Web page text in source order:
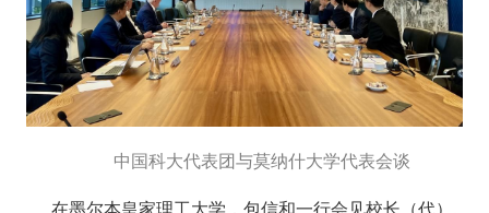
中国科大代表团与莫纳什大学代表会谈
在墨尔本皇家理工大学，包信和一行会见校长（代）、